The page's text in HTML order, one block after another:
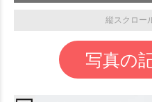
縦スクロー
写真の